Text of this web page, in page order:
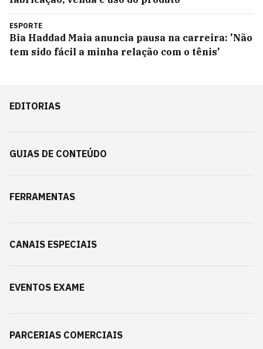
ESPORTE
Bia Haddad Maia anuncia pausa na carreira: 'Não
tem sido fácil a minha relação com o tênis'
EDITORIAS
GUIAS DE CONTEÚDO
FERRAMENTAS
CANAIS ESPECIAIS
EVENTOS EXAME
PARCERIAS COMERCIAIS